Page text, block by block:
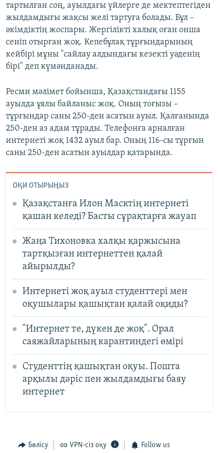
тартылған соң, ауылдағы үйлерге де мектептегіден
жылдамдығы жақсы желі тартуға болады. Бұл –
әкімдіктің жоспары. Жергілікті халық оған онша
сеніп отырған жоқ. Кепебұлақ тұрғындарының
кейбірі мұны "сайлау алдындағы кезекті уәденің
бірі" деп күмәнданады.
Ресми мәлімет бойынша, Қазақстандағы 1155
ауылда ұялы байланыс жоқ. Оның тоғызы –
тұрғындар саны 250-ден асатын ауыл. Қалғанында
250-ден аз адам тұрады. Телефонға арналған
интернеті жоқ 1432 ауыл бар. Оның 116-сы тұрғын
саны 250-ден асатын ауылдар қатарында.
ОҚИ ОТЫРЫҢЫЗ
Қазақстанға Илон Масктің интернеті
қашан келеді? Басты сұрақтарға жауап
Жаңа Тихоновка халқы қаржысына
тартқызған интернеттен қалай
айырылды?
Интернеті жоқ ауыл студенттері мен
оқушылары қашықтан қалай оқиды?
"Интернет те, дүкен де жоқ". Орал
саяжайларының карантиндегі өмірі
Студенттің қашықтан оқуы. Пошта
арқылы дәріс пен жылдамдығы баяу
интернет
Бөлісу VPN-сіз оқу Follow us